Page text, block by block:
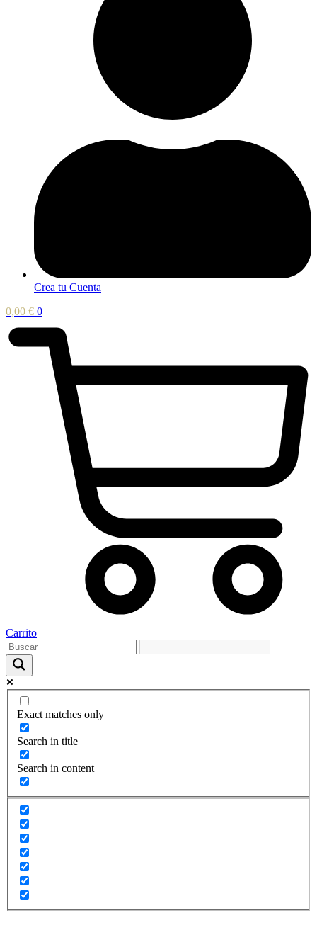
Crea tu Cuenta
0,00 € 0
Carrito
Exact matches only
Search in title
Search in content